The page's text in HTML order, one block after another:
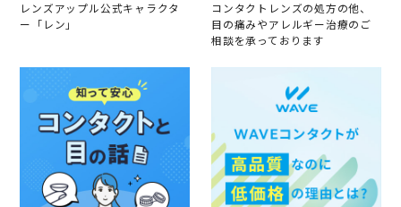
レンズアップル公式キャラクタ
ー「レン」
コンタクトレンズの処方の他、
目の痛みやアレルギー治療のご
相談を承っております